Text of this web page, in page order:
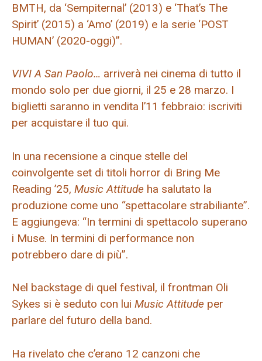
BMTH, da ‘Sempiternal’ (2013) e ‘That’s The
Spirit’ (2015) a ‘Amo’ (2019) e la serie ‘POST
HUMAN’ (2020-oggi)”.
VIVI A San Paolo… arriverà nei cinema di tutto il
mondo solo per due giorni, il 25 e 28 marzo. I
biglietti saranno in vendita l’11 febbraio: iscriviti
per acquistare il tuo qui.
In una recensione a cinque stelle del
coinvolgente set di titoli horror di Bring Me
Reading ’25, Music Attitude ha salutato la
produzione come uno “spettacolare strabiliante”.
E aggiungeva: “In termini di spettacolo superano
i Muse. In termini di performance non
potrebbero dare di più”.
Nel backstage di quel festival, il frontman Oli
Sykes si è seduto con lui Music Attitude per
parlare del futuro della band.
Ha rivelato che c’erano 12 canzoni che